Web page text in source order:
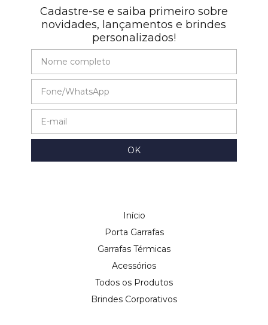
Cadastre-se e saiba primeiro sobre
novidades, lançamentos e brindes
personalizados!
Início
Porta Garrafas
Garrafas Térmicas
Acessórios
Todos os Produtos
Brindes Corporativos